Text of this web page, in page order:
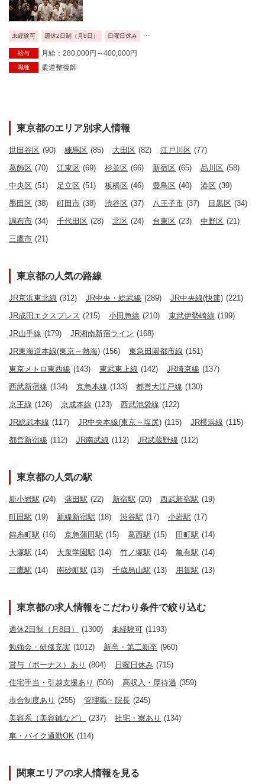
未経験可 週休2日制（月8日） 日曜日休み
給与 月給：280,000円～400,000円
職種 柔道整復師
東京都のエリア別求人情報
世田谷区 (90) 練馬区 (85) 大田区 (82) 江戸川区 (77)
葛飾区 (70) 江東区 (69) 杉並区 (66) 新宿区 (65) 品川区 (58)
中央区 (51) 足立区 (51) 板橋区 (46) 豊島区 (40) 港区 (39)
墨田区 (38) 町田市 (38) 渋谷区 (37) 八王子市 (37) 目黒区 (34)
調布市 (34) 千代田区 (28) 北区 (24) 台東区 (23) 中野区 (21)
三鷹市 (21)
東京都の人気の路線
JR京浜東北線 (312) JR中央・総武線 (289) JR中央線(快速) (221)
JR成田エクスプレス (215) 小田急線 (210) 東武伊勢崎線 (199)
JR山手線 (179) JR湘南新宿ライン (168)
JR東海道本線(東京～熱海) (156) 東急田園都市線 (151)
東京メトロ東西線 (143) 東武東上線 (142) JR埼京線 (137)
西武新宿線 (134) 京急本線 (133) 都営大江戸線 (130)
京王線 (126) 京成本線 (123) 西武池袋線 (122)
JR総武本線 (117) JR中央本線(東京～塩尻) (115) JR横浜線 (115)
都営新宿線 (112) JR南武線 (112) JR武蔵野線 (112)
東京都の人気の駅
新小岩駅 (24) 蒲田駅 (22) 新宿駅 (20) 西武新宿駅 (19)
町田駅 (19) 新線新宿駅 (18) 渋谷駅 (17) 小岩駅 (17)
錦糸町駅 (16) 京急蒲田駅 (15) 葛西駅 (15) 田町駅 (14)
大塚駅 (14) 大泉学園駅 (14) 竹ノ塚駅 (14) 亀有駅 (14)
三鷹駅 (14) 南砂町駅 (13) 千歳烏山駅 (13) 用賀駅 (13)
東京都の求人情報をこだわり条件で絞り込む
週休2日制（月8日） (1300) 未経験可 (1193)
勉強会・研修充実 (1012) 新卒・第二新卒 (960)
賞与（ボーナス）あり (804) 日曜日休み (715)
住宅手当・引越支援あり (506) 高収入・厚待遇 (359)
歩合制度あり (255) 管理職・院長 (245)
美容系（美容鍼など）
(237) 社宅・寮あり (134)
車・バイク通勤OK (114)
関東エリアの求人情報を見る